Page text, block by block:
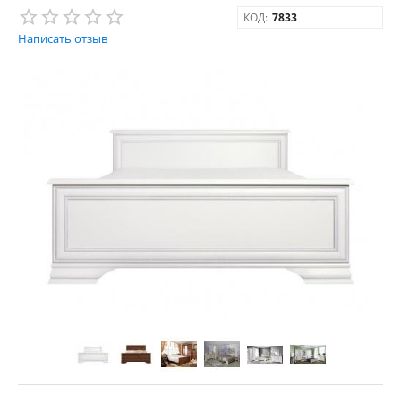
Написать отзыв
КОД: 7833